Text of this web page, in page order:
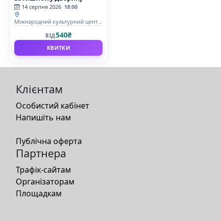
14 серпня 2026 18:00
Міжнародний культурний центр
ВІД540₴
КВИТКИ
Клієнтам
Особистий кабінет
Напишіть нам
Публічна оферта
Партнера
Трафік-сайтам
Організаторам
Площадкам